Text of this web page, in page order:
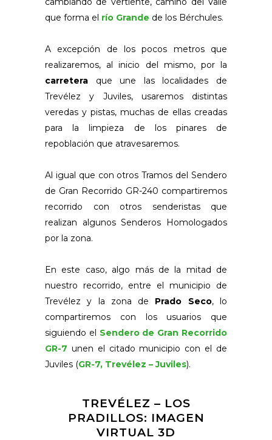
que forma el río Grande de los Bérchules.
A excepción de los pocos metros que
realizaremos, al inicio del mismo, por la
carretera que une las localidades de
Trevélez y Juviles, usaremos distintas
veredas y pistas, muchas de ellas creadas
para la limpieza de los pinares de
repoblación que atravesaremos.
Al igual que con otros Tramos del Sendero
de Gran Recorrido GR-240 compartiremos
recorrido con otros senderistas que
realizan algunos Senderos Homologados
por la zona.
En este caso, algo más de la mitad de
nuestro recorrido, entre el municipio de
Trevélez y la zona de Prado Seco, lo
compartiremos con los usuarios que
siguiendo el Sendero de Gran Recorrido
GR-7 unen el citado municipio con el de
Juviles (GR-7, Trevélez – Juviles).
TREVÉLEZ – LOS
PRADILLOS: IMAGEN
VIRTUAL 3D